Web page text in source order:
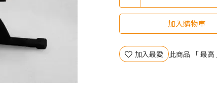
加入購物車
加入最愛 此商品 「 最